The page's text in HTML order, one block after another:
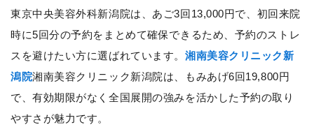
東京中央美容外科新潟院は、あご3回13,000円で、初回来院
時に5回分の予約をまとめて確保できるため、予約のストレ
スを避けたい方に選ばれています。 湘南美容クリニック新
潟院湘南美容クリニック新潟院は、もみあげ6回19,800円
で、有効期限がなく全国展開の強みを活かした予約の取り
やすさが魅力です。